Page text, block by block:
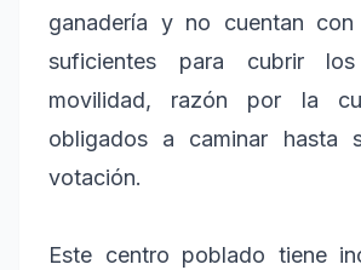
ganadería y no cuentan
suficientes para cubrir
movilidad, razón por la
obligados a caminar hasta
votación.
Este centro poblado tiene